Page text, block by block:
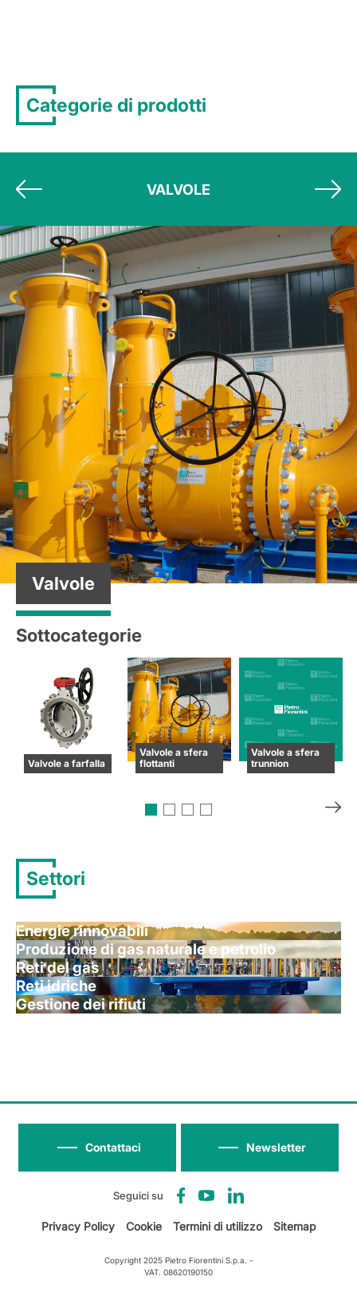
Categorie di prodotti
VALVOLE
Valvole
Sottocategorie
Valvole a farfalla
Valvole a sfera
flottanti
Valvole a sfera
trunnion
Settori
Energie rinnovabili
Produzione di gas naturale e petrolio
Reti del gas
Reti idriche
Gestione dei rifiuti
Seguici su
Newsletter
Contattaci
Privacy Policy Cookie Termini di utilizzo Sitemap
Copyright 2025 Pietro Fiorentini S.p.a. -
VAT. 08620190150